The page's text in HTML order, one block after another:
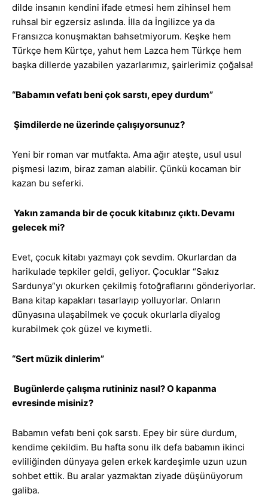
dilde insanın kendini ifade etmesi hem zihinsel hem
ruhsal bir egzersiz aslında. İlla da İngilizce ya da
Fransızca konuşmaktan bahsetmiyorum. Keşke hem
Türkçe hem Kürtçe, yahut hem Lazca hem Türkçe hem
başka dillerde yazabilen yazarlarımız, şairlerimiz çoğalsa!
“Babamın vefatı beni çok sarstı, epey durdum”
Şimdilerde ne üzerinde çalışıyorsunuz?
Yeni bir roman var mutfakta. Ama ağır ateşte, usul usul
pişmesi lazım, biraz zaman alabilir. Çünkü kocaman bir
kazan bu seferki.
Yakın zamanda bir de çocuk kitabınız çıktı. Devamı
gelecek mi?
Evet, çocuk kitabı yazmayı çok sevdim. Okurlardan da
harikulade tepkiler geldi, geliyor. Çocuklar “Sakız
Sardunya”yı okurken çekilmiş fotoğraflarını gönderiyorlar.
Bana kitap kapakları tasarlayıp yolluyorlar. Onların
dünyasına ulaşabilmek ve çocuk okurlarla diyalog
kurabilmek çok güzel ve kıymetli.
“Sert müzik dinlerim”
Bugünlerde çalışma rutininiz nasıl? O kapanma
evresinde misiniz?
Babamın vefatı beni çok sarstı. Epey bir süre durdum,
kendime çekildim. Bu hafta sonu ilk defa babamın ikinci
evliliğinden dünyaya gelen erkek kardeşimle uzun uzun
sohbet ettik. Bu aralar yazmaktan ziyade düşünüyorum
galiba.